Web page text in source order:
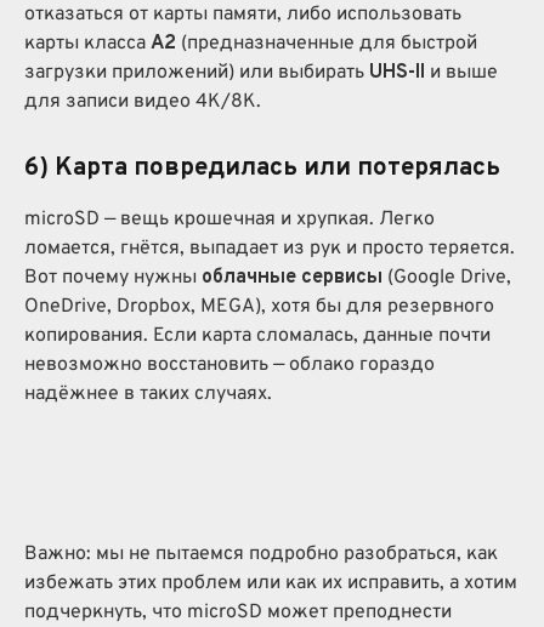
отказаться от карты памяти, либо использовать
карты класса A2 (предназначенные для быстрой
загрузки приложений) или выбирать UHS-II и выше
для записи видео 4K/8K.
6) Карта повредилась или потерялась
microSD — вещь крошечная и хрупкая. Легко
ломается, гнётся, выпадает из рук и просто теряется.
Вот почему нужны облачные сервисы (Google Drive,
OneDrive, Dropbox, MEGA), хотя бы для резервного
копирования. Если карта сломалась, данные почти
невозможно восстановить — облако гораздо
надёжнее в таких случаях.
Важно: мы не пытаемся подробно разобраться, как
избежать этих проблем или как их исправить, а хотим
подчеркнуть, что microSD может преподнести